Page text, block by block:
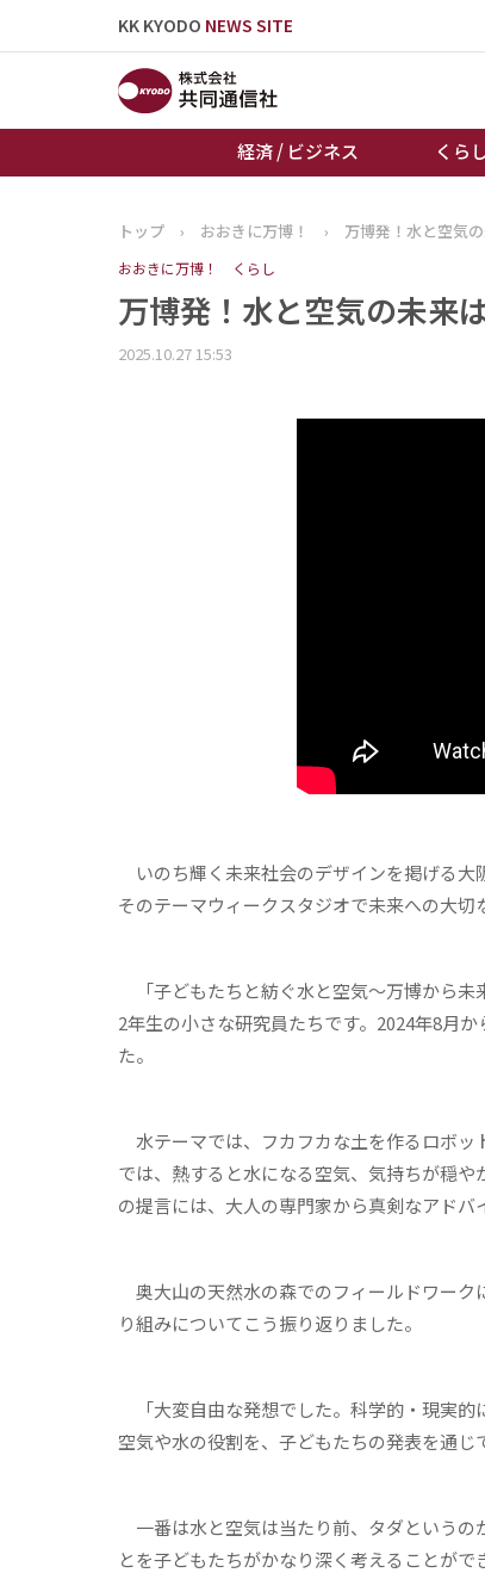
KK KYODO NEWS SITE
経済 / ビジネス くら
トップページ
お知らせ
トップ › おおきに万博！ › 万博発！水と空気
おおきに万博！ くらし
万博発！水と空気の未来
2025.10.27 15:53
いのち輝く未来社会のデザインを掲げる大
そのテーマウィークスタジオで未来への大切
「子どもたちと紡ぐ水と空気〜万博から未
2年生の小さな研究員たちです。2024年8月
た。
水テーマでは、フカフカな土を作るロボッ
では、熱すると水になる空気、気持ちが穏
の提言には、大人の専門家から真剣なアドバ
奥大山の天然水の森でのフィールドワーク
り組みについてこう振り返りました。
「大変自由な発想でした。科学的・現実的
空気や水の役割を、子どもたちの発表を通じ
一番は水と空気は当たり前、タダというの
とを子どもたちがかなり深く考えることが